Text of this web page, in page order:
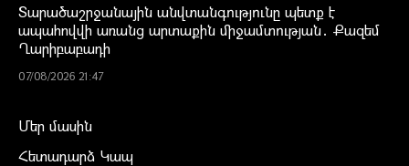
Տարածաշրջանային անվտանգությունը պետք է
ապահովվի առանց արտաքին միջամտության․ Քազեմ
Ղարիբաբադի
07/08/2026 21:47
Մեր մասին
Հետադարձ Կապ